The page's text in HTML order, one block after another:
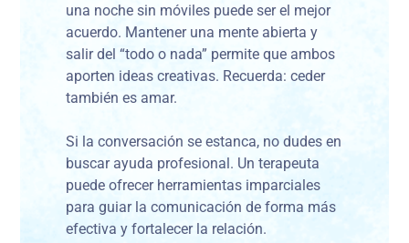
una noche sin móviles puede ser el mejor
acuerdo. Mantener una mente abierta y
salir del “todo o nada” permite que ambos
aporten ideas creativas. Recuerda: ceder
también es amar.
Si la conversación se estanca, no dudes en
buscar ayuda profesional. Un terapeuta
puede ofrecer herramientas imparciales
para guiar la comunicación de forma más
efectiva y fortalecer la relación.